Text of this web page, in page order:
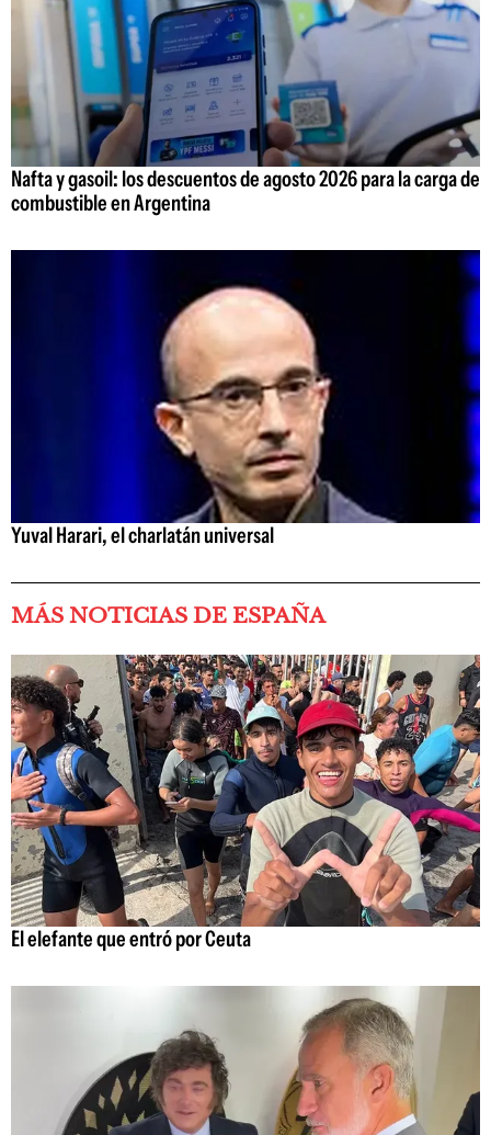
Nafta y gasoil: los descuentos de agosto 2026 para la carga de
combustible en Argentina
Yuval Harari, el charlatán universal
MÁS NOTICIAS DE ESPAÑA
El elefante que entró por Ceuta